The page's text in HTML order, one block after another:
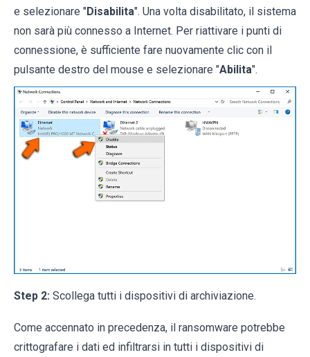
e selezionare "Disabilita". Una volta disabilitato, il sistema
non sarà più connesso a Internet. Per riattivare i punti di
connessione, è sufficiente fare nuovamente clic con il
pulsante destro del mouse e selezionare "Abilita".
Step 2: Scollega tutti i dispositivi di archiviazione.
Come accennato in precedenza, il ransomware potrebbe
crittografare i dati ed infiltrarsi in tutti i dispositivi di